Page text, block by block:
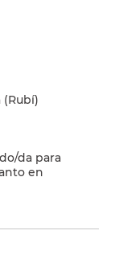
(Rubí)
da para
en